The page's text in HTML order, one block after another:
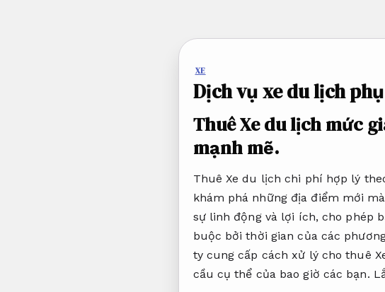
XE
Dịch vụ xe du lịch
Thuê Xe du lịch mức
mạnh mẽ.
Thuê Xe du lịch chi phí hợp lý
khám phá những địa điểm mới
sự linh động và lợi ích, cho phép
buộc bởi thời gian của các
ty cung cấp cách xử lý cho thuê
cầu cụ thể của bao giờ các bạn.